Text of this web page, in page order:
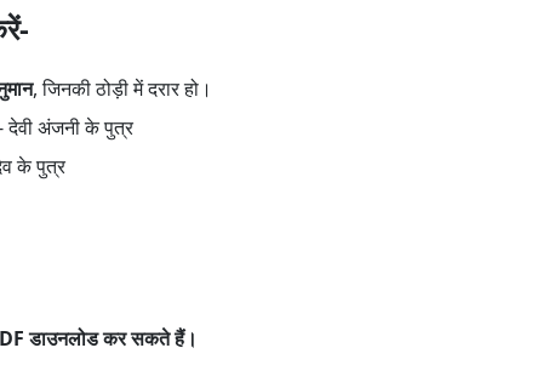
, जिनकी ठोड़ी में दरार हो।
देवी अंजनी के पुत्र
के पुत्र
डाउनलोड कर सकते हैं।